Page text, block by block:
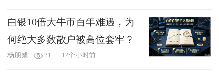
白银10倍大牛市百年难遇，为
何绝大多数散户被高位套牢？
杨朋威 21 12个小时前